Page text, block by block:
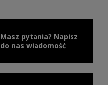
Masz pytania? Napisz
do nas wiadomość